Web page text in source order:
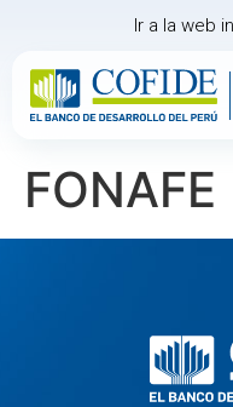
Ir a la web
FONAFE